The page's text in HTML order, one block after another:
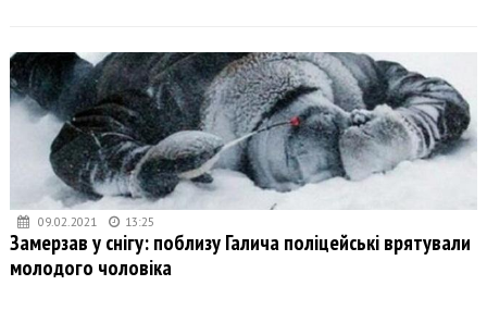
09.02.2021 13:25
Замерзав у снігу: поблизу Галича поліцейські врятували
молодого чоловіка